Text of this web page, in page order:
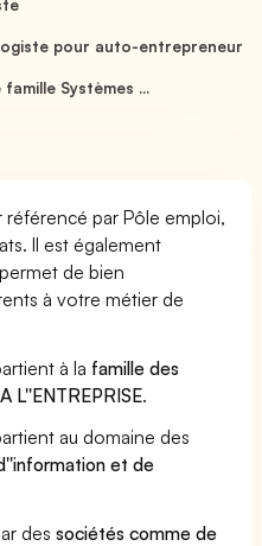
pour auto-entrepreneur
Systèmes ...
par Pôle emploi,
Il est également
de bien
à votre métier de
à la famille des
L''ENTREPRISE.
au domaine des
et de
dessociétés comme de